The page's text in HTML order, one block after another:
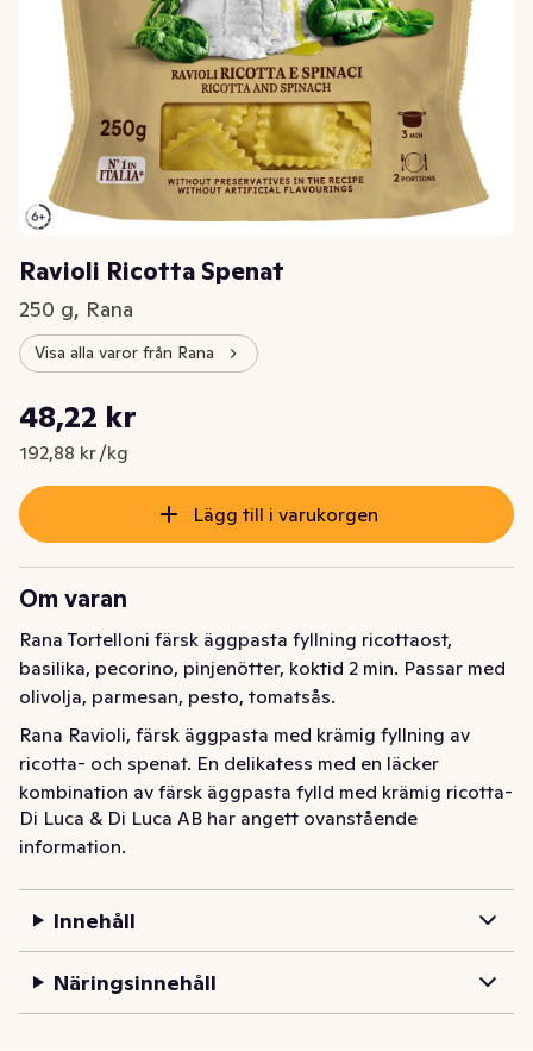
Ravioli Ricotta Spenat
250 g, Rana
Visa alla varor från Rana
Nuvarande pris är: 48,22 kr
48,22 kr
192,88 kr /kg
Styckpris: 192,88 kr /kg
Lägg till i varukorgen
Om varan
Rana Tortelloni färsk äggpasta fyllning ricottaost,
basilika, pecorino, pinjenötter, koktid 2 min. Passar med
olivolja, parmesan, pesto, tomatsås.
Rana Ravioli, färsk äggpasta med krämig fyllning av
ricotta- och spenat. En delikatess med en läcker
kombination av färsk äggpasta fylld med krämig ricotta-
och spenatfyllning. Denna traditionella italienska
kombination ger en balanserad smakvärld, där ricotta-
skapar en fyllning som kittlar smaklökarna vid varje
Di Luca & Di Luca AB har angett ovanstående
information.
Innehåll
Näringsinnehåll